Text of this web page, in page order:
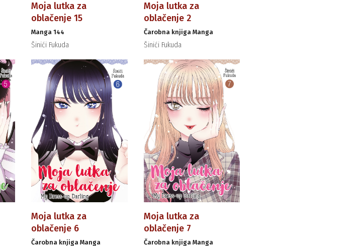
Moja lutka za
oblačenje 15
Manga 144
Šinići Fukuda
Moja lutka za
oblačenje 2
Čarobna knjiga Manga
Šinići Fukuda
Moja lutka za
oblačenje 6
Čarobna knjiga Manga
Moja lutka za
oblačenje 7
Čarobna knjiga Manga